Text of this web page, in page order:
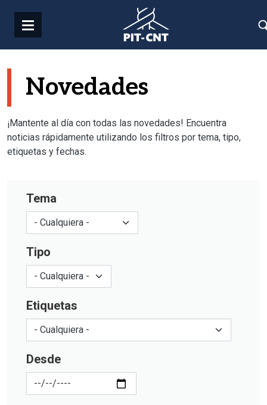
Novedades
¡Mantente al día con todas las novedades! Encuentra
noticias rápidamente utilizando los filtros por tema, tipo,
etiquetas y fechas.
Tema
Tipo
Etiquetas
Desde